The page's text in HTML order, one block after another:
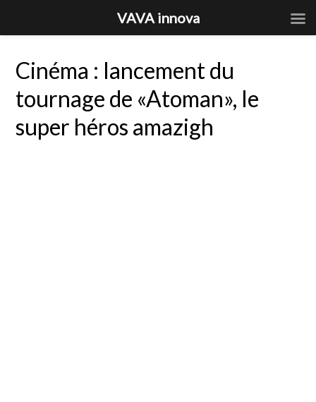
Cinéma : lancement du
tournage de «Atoman», le
super héros amazigh
VAVA innova